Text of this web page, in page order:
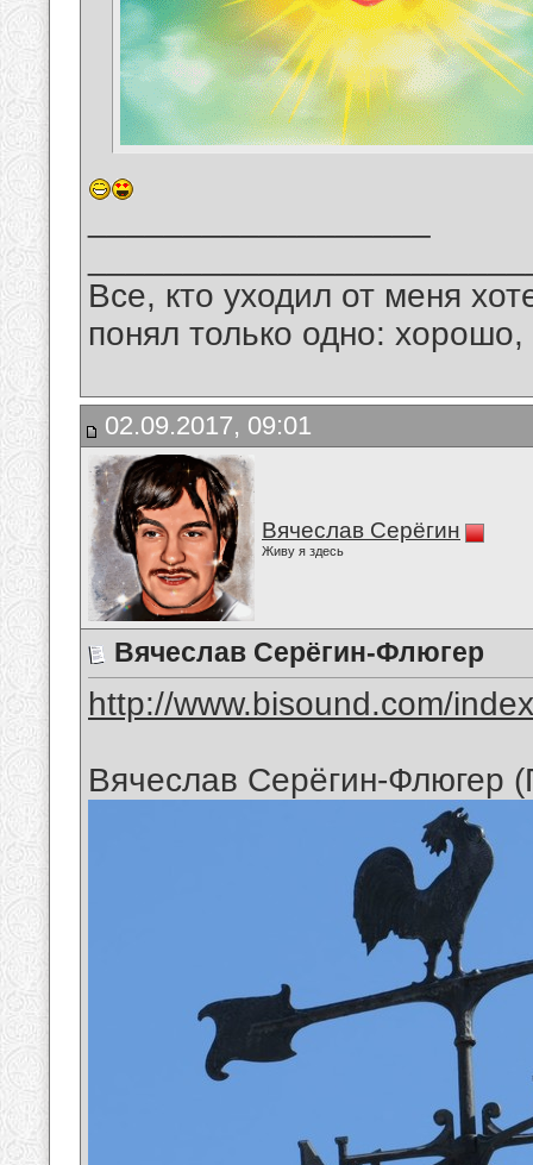
Все, кто уходил от меня
понял только одно:
02.09.2017, 09:01
Вячеслав Серёгин
Живу я здесь
Вячеслав Серёгин-Флюгер
http://www.bisound.com/
Вячеслав Серёгин-Флюгер